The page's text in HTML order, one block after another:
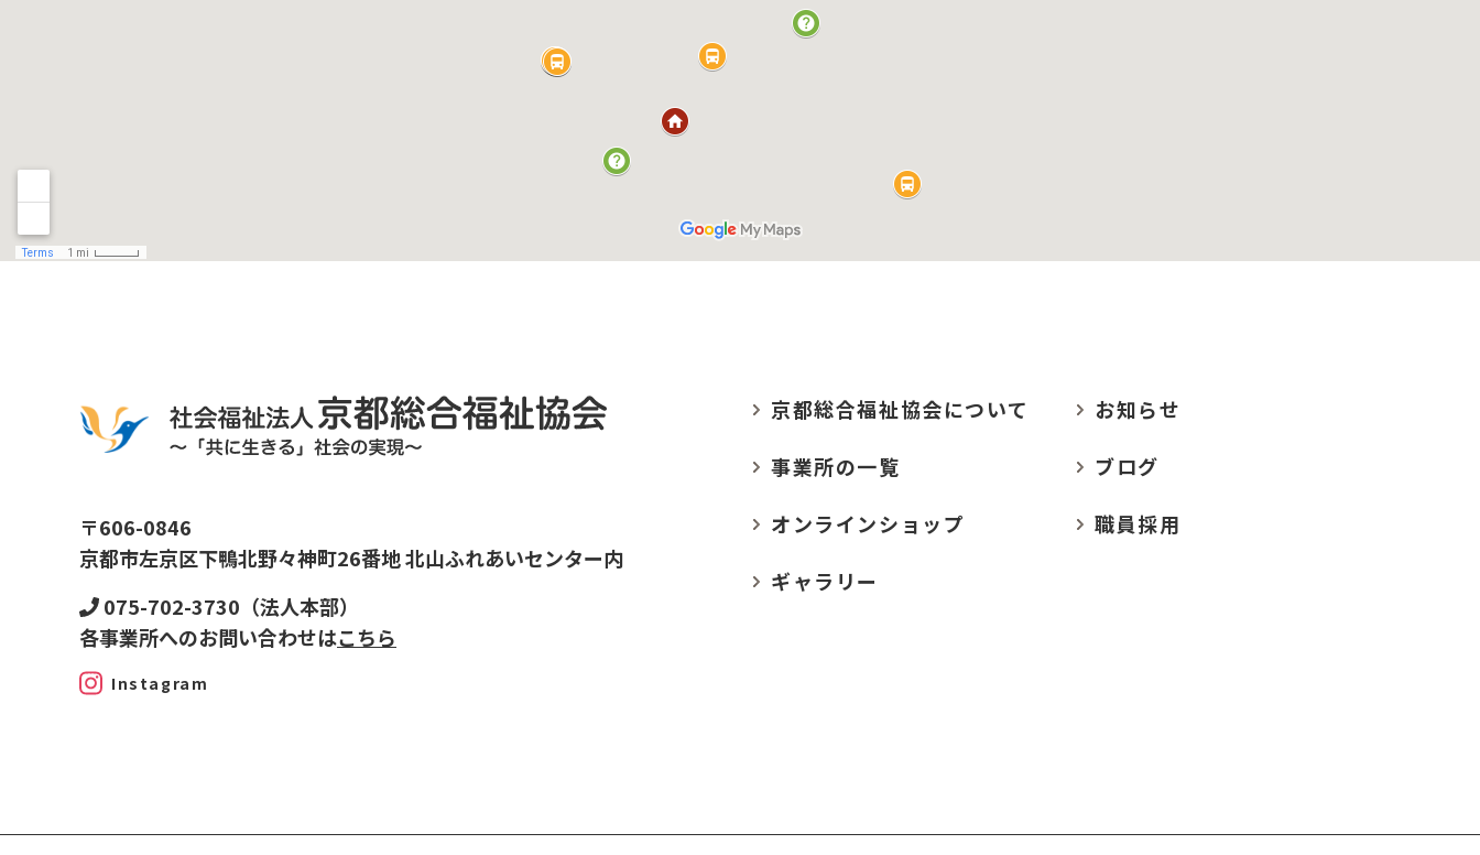
〒606-0846
京都市左京区下鴨北野々神町26番地 北山ふれあいセンター内
075-702-3730（法人本部）
各事業所へのお問い合わせはこちら
Instagram
京都総合福祉協会について お知らせ
事業所の一覧
ブログ
オンラインショップ
職員採用
ギャラリー